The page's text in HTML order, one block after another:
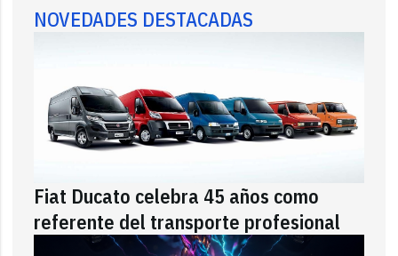
NOVEDADES DESTACADAS
Fiat Ducato celebra 45 años como
referente del transporte profesional